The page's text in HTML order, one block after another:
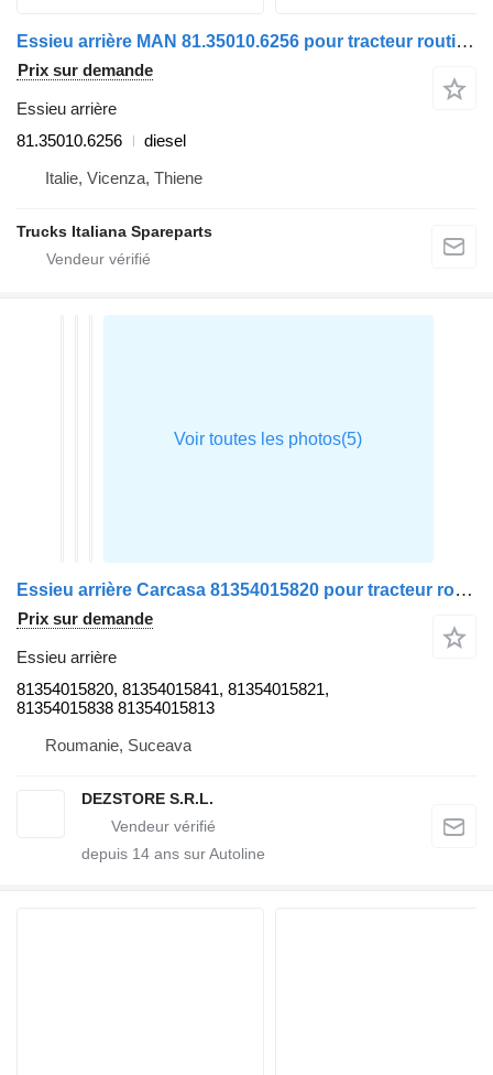
Essieu arrière MAN 81.35010.6256 pour tracteur routier MAN TGX
Prix sur demande
Essieu arrière
81.35010.6256
diesel
Italie, Vicenza, Thiene
Trucks Italiana Spareparts
Essieu arrière Carcasa 81354015820 pour tracteur routier MAN TGX
Prix sur demande
Essieu arrière
81354015820, 81354015841, 81354015821,
81354015838 81354015813
Roumanie, Suceava
DEZSTORE S.R.L.
depuis 14 ans sur Autoline